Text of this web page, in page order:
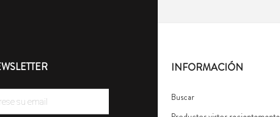
INFORMACIÓN
Buscar